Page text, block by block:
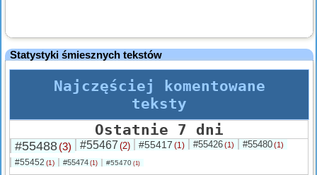
Statystyki śmiesznych tekstów
Najczęściej komentowane
teksty
Ostatnie 7 dni
#55488(3) #55467 (2) #55417 (1) #55426(1) #55480(1)
#55452 (1) #55474 (1) #55470 (1)